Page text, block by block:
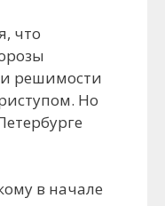
что
решимости
Но
в начале